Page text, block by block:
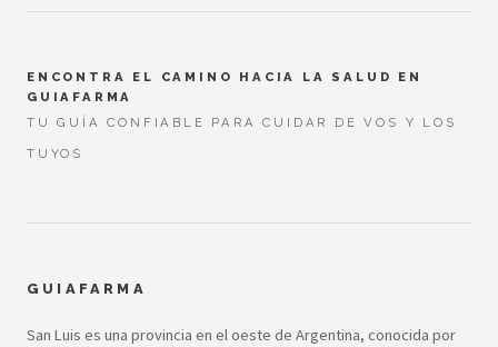
ENCONTRA EL CAMINO HACIA LA SALUD EN
GUIAFARMA
TU GUÍA CONFIABLE PARA CUIDAR DE VOS Y LOS
TUYOS
GUIAFARMA
San Luis es una provincia en el oeste de Argentina, conocida por